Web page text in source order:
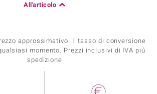
All'articolo
approssimativo. Il tasso di conversione
momento. Prezzi inclusivi di IVA piú
spedizione